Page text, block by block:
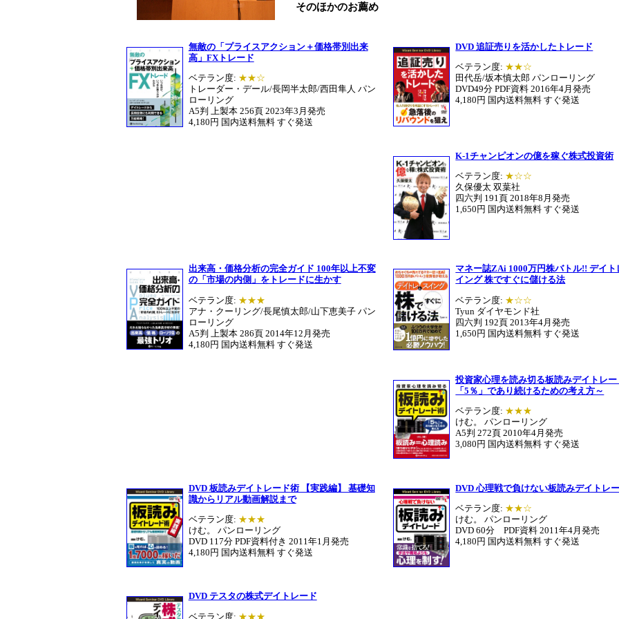
そのほかのお薦め
無敵の「プライスアクション＋価格帯別出来
高」FXトレード
ベテラン度: ★★☆
トレーダー・デール/長岡半太郎/西田隼人 パン
ローリング
A5判 上製本 256頁 2023年3月発売
4,180円 国内送料無料 すぐ発送
DVD 追証売りを活かしたトレード
ベテラン度: ★★☆
田代岳/坂本慎太郎 パンローリング
DVD49分 PDF資料 2016年4月発売
4,180円 国内送料無料 すぐ発送
K-1チャンピオンの億を稼ぐ株式投資術
ベテラン度: ★☆☆
久保優太 双葉社
四六判 191頁 2018年8月発売
1,650円 国内送料無料 すぐ発送
出来高・価格分析の完全ガイド 100年以上不変
の「市場の内側」をトレードに生かす
ベテラン度: ★★★
アナ・クーリング/長尾慎太郎/山下恵美子 パン
ローリング
A5判 上製本 286頁 2014年12月発売
4,180円 国内送料無料 すぐ発送
マネー誌ZAi 1000万円株バトル!! デイ
イング 株ですぐに儲ける法
ベテラン度: ★☆☆
Tyun ダイヤモンド社
四六判 192頁 2013年4月発売
1,650円 国内送料無料 すぐ発送
投資家心理を読み切る板読みデイトレー
「5％」であり続けるための考え方～
ベテラン度: ★★★
けむ。 パンローリング
A5判 272頁 2010年4月発売
3,080円 国内送料無料 すぐ発送
DVD 板読みデイトレード術 【実践編】 基礎知
識からリアル動画解説まで
ベテラン度: ★★★
けむ。 パンローリング
DVD 117分 PDF資料付き 2011年1月発売
4,180円 国内送料無料 すぐ発送
DVD 心理戦で負けない板読みデイトレ
ベテラン度: ★★☆
けむ。 パンローリング
DVD 60分 PDF資料 2011年4月発売
4,180円 国内送料無料 すぐ発送
DVD テスタの株式デイトレード
ベテラン度: ★★★